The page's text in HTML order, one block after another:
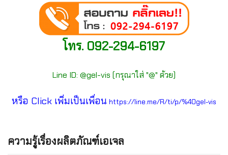
โทร. 092-294-6197
Line ID: @gel-vis (กรุณาใส่ "@" ด้วย)
หรือ Click เพิ่มเป็นเพื่อน https://line.me/R/ti/p/%40gel-vis
ความรู้เรื่องผลิตภัณฑ์เอเจล